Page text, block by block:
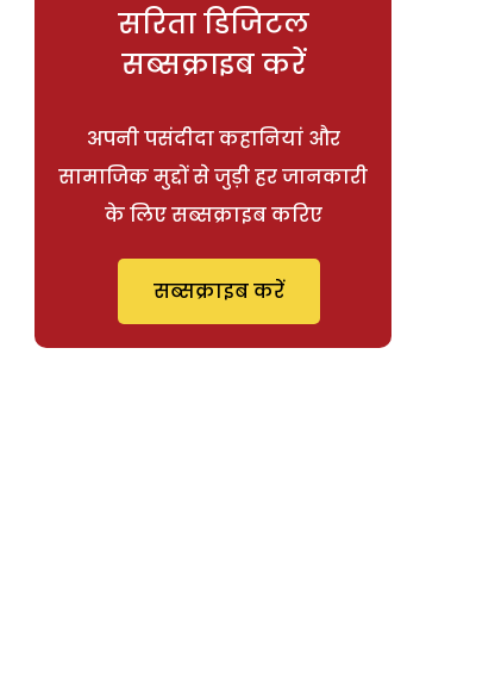
सरिता डिजिटल
सब्सक्राइब करें
अपनी पसंदीदा कहानियां और
सामाजिक मुद्दों से जुड़ी हर जानकारी
के लिए सब्सक्राइब करिए
सब्सक्राइब करें